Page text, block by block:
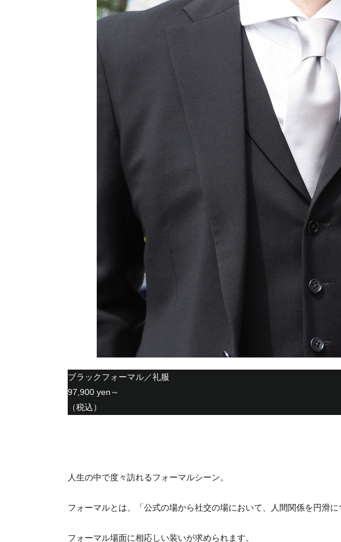
ブラックフォーマル／礼服
97,900 yen～
（税込）
人生の中で度々訪れるフォーマルシーン。
フォーマルとは、「公式の場から社交の場において、人間関係を円滑に
フォーマル場面に相応しい装いが求められます。